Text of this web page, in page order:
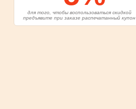
для того, чтобы воспользоваться скидкой
предъявите при заказе распечатанный купон